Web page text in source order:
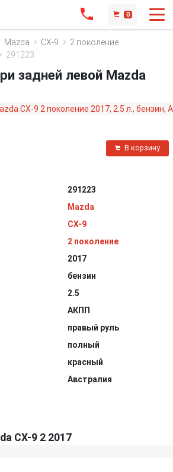
0
Mazda CX-9
2 поколение
291223
задней левой Mazda
В корзину
291223
Mazda
CX-9
2 поколение
2017
бензин
2.5
АКПП
правый руль
полный
красный
Австралия
CX-9 2 2017